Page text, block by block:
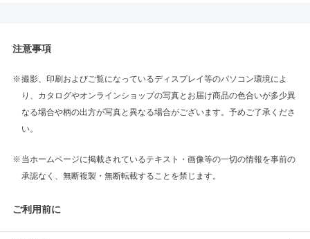
注意事項
撮影、印刷およびご覧になっているディスプレイ等のパソコン環境によ
り、カタログやオンラインショップの写真とお届け商品の色合いが多少異
なる場合や柄の出方が写真と異なる場合がございます。予めご了承くださ
い。
当ホームページに掲載されているテキスト・画像等の一切の情報を事前の
承認なく、無断複製・無断転載することを禁じます。
ご利用前に